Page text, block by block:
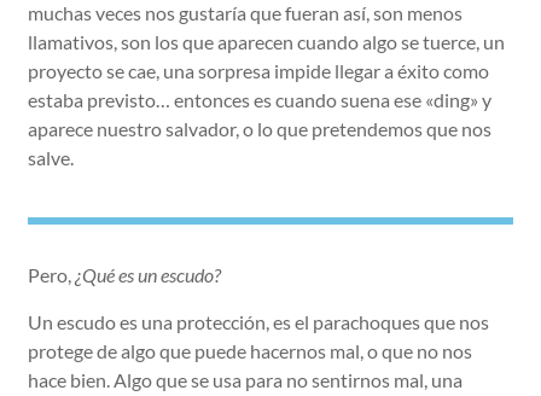
muchas veces nos gustaría que fueran así, son menos
llamativos, son los que aparecen cuando algo se tuerce, un
proyecto se cae, una sorpresa impide llegar a éxito como
estaba previsto… entonces es cuando suena ese «ding» y
aparece nuestro salvador, o lo que pretendemos que nos
salve.
Pero,¿Qué es un escudo?
Un escudo es una protección, es el parachoques que nos
protege de algo que puede hacernos mal, o que no nos
hace bien. Algo que se usa para no sentirnos mal, una